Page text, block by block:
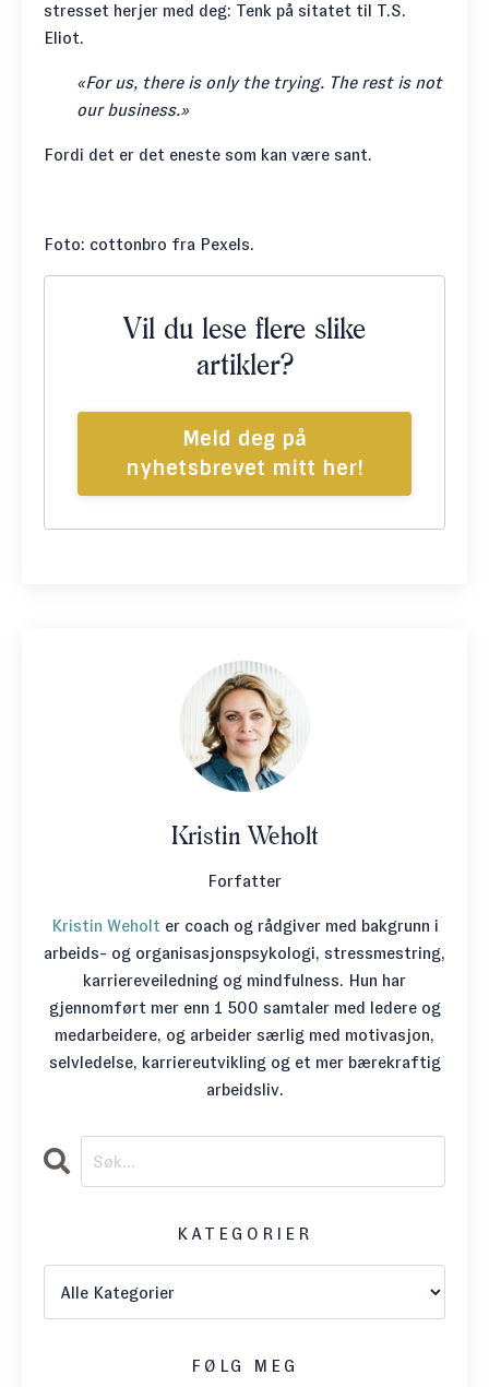
stresset herjer med deg: Tenk på sitatet til T.S.
Eliot.
«For us, there is only the trying. The rest is not
our business.»
Fordi det er det eneste som kan være sant.
Foto: cottonbro fra Pexels.
Vil du lese flere slike
artikler?
Meld deg på
nyhetsbrevet mitt her!
Kristin Weholt
Forfatter
Kristin Weholt er coach og rådgiver med bakgrunn i
arbeids- og organisasjonspsykologi, stressmestring,
karriereveiledning og mindfulness. Hun har
gjennomført mer enn 1 500 samtaler med ledere og
medarbeidere, og arbeider særlig med motivasjon,
selvledelse, karriereutvikling og et mer bærekraftig
arbeidsliv.
KATEGORIER
FØLG MEG